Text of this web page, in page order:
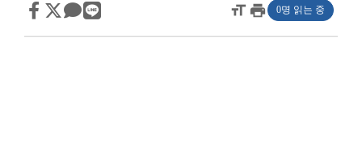
format_sizeprint 0명 읽는 중